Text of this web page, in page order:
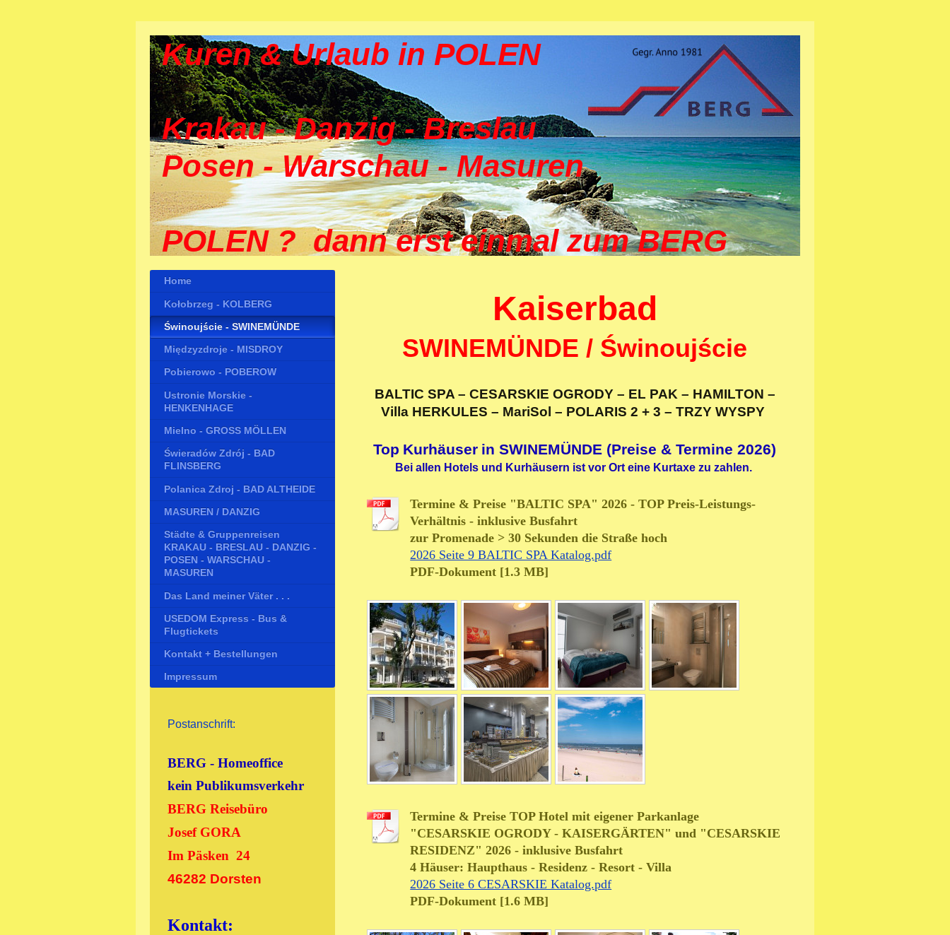
Kuren & Urlaub in POLEN
Krakau - Danzig - Breslau
Posen - Warschau - Masuren
POLEN ? dann erst einmal zum BERG
Kaiserbad
SWINEMÜNDE / Świnoujście
BALTIC SPA – CESARSKIE OGRODY – EL PAK – HAMILTON –
Villa HERKULES – MariSol – POLARIS 2 + 3 – TRZY WYSPY
Top Kurhäuser in SWINEMÜNDE (Preise & Termine 2026)
Bei allen Hotels und Kurhäusern ist vor Ort eine Kurtaxe zu zahlen.
Termine & Preise "BALTIC SPA" 2026 - TOP Preis-Leistungs-
Verhältnis - inklusive Busfahrt
zur Promenade > 30 Sekunden die Straße hoch
2026 Seite 9 BALTIC SPA Katalog.pdf
PDF-Dokument [1.3 MB]
Termine & Preise TOP Hotel mit eigener Parkanlage
"CESARSKIE OGRODY - KAISERGÄRTEN" und "CESARSKIE
RESIDENZ" 2026 - inklusive Busfahrt
4 Häuser: Haupthaus - Residenz - Resort - Villa
2026 Seite 6 CESARSKIE Katalog.pdf
PDF-Dokument [1.6 MB]
Home
Kołobrzeg - KOLBERG
Świnoujście - SWINEMÜNDE
Międzyzdroje - MISDROY
Pobierowo - POBEROW
Ustronie Morskie -
HENKENHAGE
Mielno - GROSS MÖLLEN
Świeradów Zdrój - BAD
FLINSBERG
Polanica Zdroj - BAD ALTHEIDE
MASUREN / DANZIG
Städte & Gruppenreisen
KRAKAU - BRESLAU - DANZIG -
POSEN - WARSCHAU -
MASUREN
Das Land meiner Väter . . .
USEDOM Express - Bus &
Flugtickets
Kontakt + Bestellungen
Impressum
Postanschrift:
BERG - Homeoffice
kein Publikumsverkehr
BERG Reisebüro
Josef GORA
Im Päsken 24
46282 Dorsten
Kontakt: